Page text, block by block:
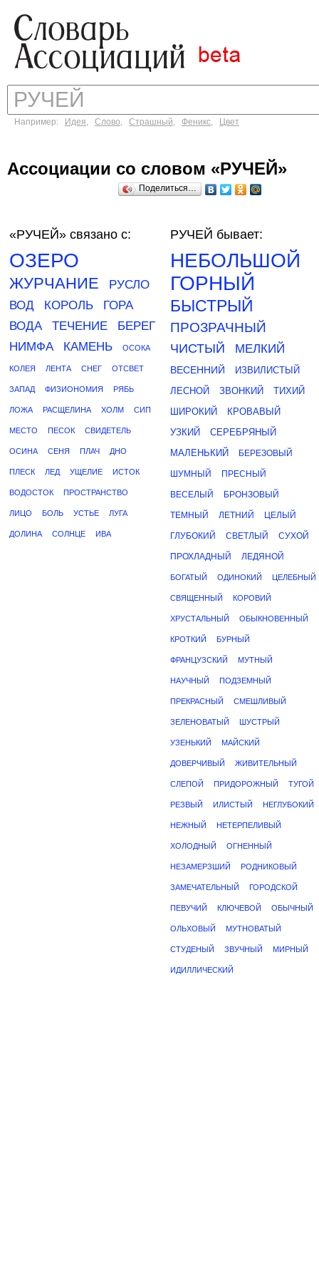
Например: Идея, Слово, Страшный, Феникс, Цвет
Ассоциации со словом «РУЧЕЙ»
Поделиться…
«РУЧЕЙ» связано с:
ОЗЕРО
ЖУРЧАНИЕ
РУСЛО
ВОД
КОРОЛЬ
ГОРА
ВОДА
ТЕЧЕНИЕ
БЕРЕГ
НИМФА
КАМЕНЬ ОСОКА
КОЛЕЯ ЛЕНТА СНЕГ ОТСВЕТ
ЗАПАД ФИЗИОНОМИЯ РЯБЬ
ЛОЖА РАСЩЕЛИНА ХОЛМ СИП
МЕСТО ПЕСОК СВИДЕТЕЛЬ
ОСИНА СЕНЯ ПЛАЧ ДНО
ПЛЕСК ЛЕД УЩЕЛИЕ ИСТОК
ВОДОСТОК ПРОСТРАНСТВО
ЛИЦО БОЛЬ УСТЬЕ ЛУГА
ДОЛИНА СОЛНЦЕ ИВА
РУЧЕЙ бывает:
НЕБОЛЬШОЙ
ГОРНЫЙ
БЫСТРЫЙ
ПРОЗРАЧНЫЙ
ЧИСТЫЙ МЕЛКИЙ
ВЕСЕННИЙ
ИЗВИЛИСТЫЙ
ЛЕСНОЙ
ЗВОНКИЙ
ТИХИЙ
ШИРОКИЙ
КРОВАВЫЙ
УЗКИЙ
СЕРЕБРЯНЫЙ
МАЛЕНЬКИЙ
БЕРЕЗОВЫЙ
ШУМНЫЙ ПРЕСНЫЙ
ВЕСЕЛЫЙ БРОНЗОВЫЙ
ТЕМНЫЙ ЛЕТНИЙ ЦЕЛЫЙ
ГЛУБОКИЙ СВЕТЛЫЙ СУХОЙ
ПРОХЛАДНЫЙ ЛЕДЯНОЙ
БОГАТЫЙ ОДИНОКИЙ ЦЕЛЕБНЫЙ
СВЯЩЕННЫЙ КОРОВИЙ
ХРУСТАЛЬНЫЙ ОБЫКНОВЕННЫЙ
КРОТКИЙ БУРНЫЙ
ФРАНЦУЗСКИЙ МУТНЫЙ
НАУЧНЫЙ ПОДЗЕМНЫЙ
ПРЕКРАСНЫЙ СМЕШЛИВЫЙ
ЗЕЛЕНОВАТЫЙ ШУСТРЫЙ
УЗЕНЬКИЙ МАЙСКИЙ
ДОВЕРЧИВЫЙ ЖИВИТЕЛЬНЫЙ
СЛЕПОЙ ПРИДОРОЖНЫЙ ТУГОЙ
РЕЗВЫЙ ИЛИСТЫЙ НЕГЛУБОКИЙ
НЕЖНЫЙ НЕТЕРПЕЛИВЫЙ
ХОЛОДНЫЙ ОГНЕННЫЙ
НЕЗАМЕРЗШИЙ РОДНИКОВЫЙ
ЗАМЕЧАТЕЛЬНЫЙ ГОРОДСКОЙ
ПЕВУЧИЙ КЛЮЧЕВОЙ ОБЫЧНЫЙ
ОЛЬХОВЫЙ МУТНОВАТЫЙ
СТУДЕНЫЙ ЗВУЧНЫЙ МИРНЫЙ
ИДИЛЛИЧЕСКИЙ